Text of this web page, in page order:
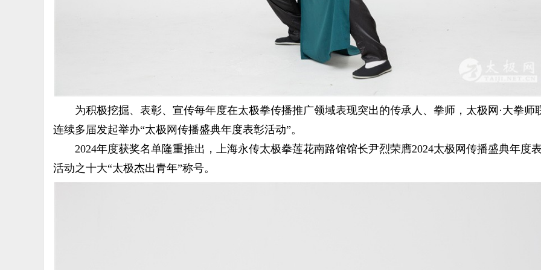
为积极挖掘、表彰、宣传每年度在太极拳传播推广领域表现突出的传承人、拳师，太极网·大拳师
连续多届发起举办“太极网传播盛典年度表彰活动”。
2024年度获奖名单隆重推出，
上海永传太极拳莲花南路馆馆长尹烈荣膺2024太极网传播盛典年度
活动之十大“太极杰出青年”称号。